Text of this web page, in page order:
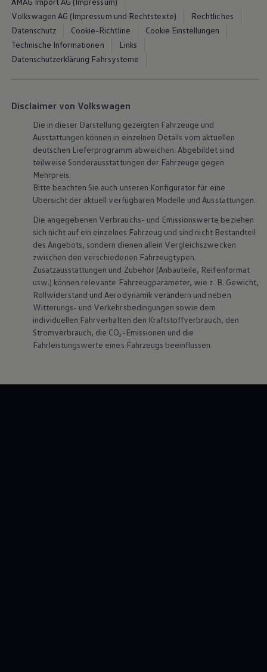
Volkswagen Blog
Volkswagen AG (Impressum und Rechtstexte)
Rechtliches
Datenschutz
Cookie-Richtline
Cookie Einstellungen
Technische Informationen
Links
Datenschutzerklärung Fahrsysteme
Disclaimer von Volkswagen
Die in dieser Darstellung gezeigten Fahrzeuge und
Ausstattungen können in einzelnen Details vom aktuellen
deutschen Lieferprogramm abweichen. Abgebildet sind
teilweise Sonderausstattungen der Fahrzeuge gegen
Mehrpreis.
Bitte beachten Sie auch unseren Konfigurator für eine
Übersicht der aktuell verfügbaren Modelle und Ausstattungen.
Die angegebenen Verbrauchs- und Emissionswerte beziehen
sich nicht auf ein einzelnes Fahrzeug und sind nicht Bestandteil
des Angebots, sondern dienen allein Vergleichszwecken
zwischen den verschiedenen Fahrzeugtypen.
Zusatzausstattungen und Zubehör (Anbauteile, Reifenformat
usw.) können relevante Fahrzeugparameter, wie z. B. Gewicht,
Rollwiderstand und Aerodynamik verändern und neben
Witterungs- und Verkehrsbedingungen sowie dem
individuellen Fahrverhalten den Kraftstoffverbrauch, den
Stromverbrauch, die CO₂-Emissionen und die
Fahrleistungswerte eines Fahrzeugs beeinflussen.